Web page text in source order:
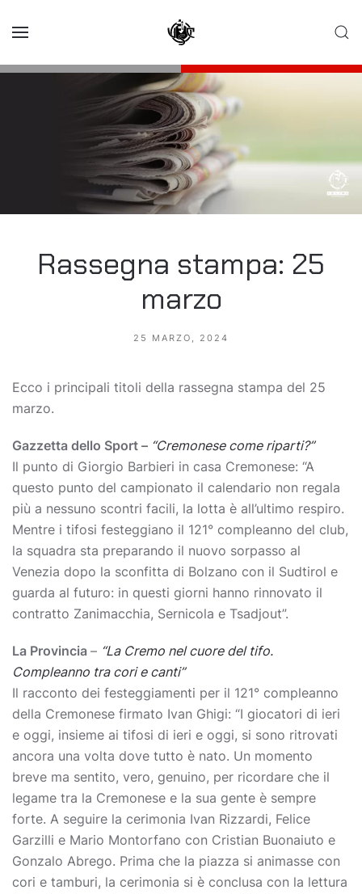
Rassegna stampa: 25
marzo
25 MARZO, 2024
Ecco i principali titoli della rassegna stampa del 25
marzo.
Gazzetta dello Sport – “Cremonese come riparti?”
Il punto di Giorgio Barbieri in casa Cremonese: “A
questo punto del campionato il calendario non regala
più a nessuno scontri facili, la lotta è all’ultimo respiro.
Mentre i tifosi festeggiano il 121° compleanno del club,
la squadra sta preparando il nuovo sorpasso al
Venezia dopo la sconfitta di Bolzano con il Sudtirol e
guarda al futuro: in questi giorni hanno rinnovato il
contratto Zanimacchia, Sernicola e Tsadjout”.
La Provincia – “La Cremo nel cuore del tifo.
Compleanno tra cori e canti”
Il racconto dei festeggiamenti per il 121° compleanno
della Cremonese firmato Ivan Ghigi: “I giocatori di ieri
e oggi, insieme ai tifosi di ieri e oggi, si sono ritrovati
ancora una volta dove tutto è nato. Un momento
breve ma sentito, vero, genuino, per ricordare che il
legame tra la Cremonese e la sua gente è sempre
forte. A seguire la cerimonia Ivan Rizzardi, Felice
Garzilli e Mario Montorfano con Cristian Buonaiuto e
Gonzalo Abrego. Prima che la piazza si animasse con
cori e tamburi, la cerimonia si è conclusa con la lettura